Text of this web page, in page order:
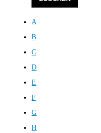
A
B
C
D
E
F
G
H